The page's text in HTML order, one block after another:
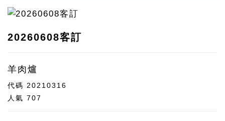
20260608客訂
羊肉爐
代碼 20210316
人氣 707